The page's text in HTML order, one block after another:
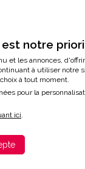
notre
et les annonces,
à utiliser notre
à tout moment.
pour la
ici.
ET LES